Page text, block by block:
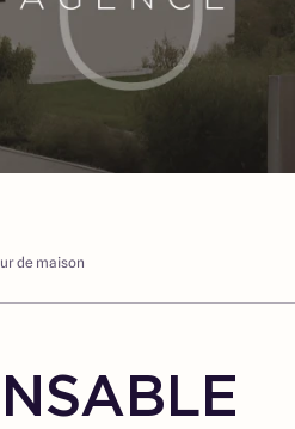
de maison